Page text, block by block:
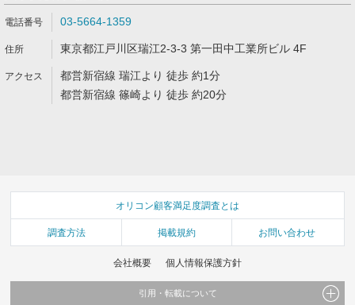
03-5664-1359
東京都江戸川区瑞江2-3-3 第一田中工業所ビル 4F
都営新宿線 瑞江より 徒歩 約1分
都営新宿線 篠崎より 徒歩 約20分
オリコン顧客満足度調査とは
調査方法 掲載規約 お問い合わせ
会社概要 個人情報保護方針
引用・転載について